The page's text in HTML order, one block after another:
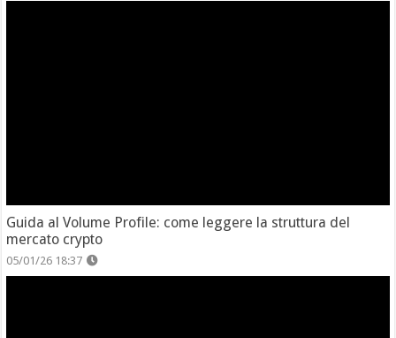
Guida al Volume Profile: come leggere la struttura del
mercato crypto
05/01/26 18:37